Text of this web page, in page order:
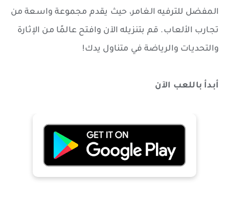
المفضل للترفيه الغامر، حيث يقدم مجموعة واسعة من
تجارب الألعاب. قم بتنزيله الآن وافتح عالمًا من الإثارة
والتحديات والرياضة في متناول يدك!
أبدأ باللعب الآن